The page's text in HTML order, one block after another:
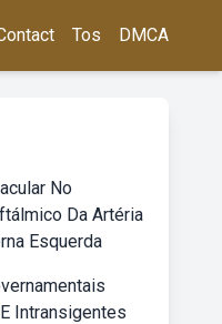
Tos DMCA
No
Da Artéria
Esquerda
Intransigentes